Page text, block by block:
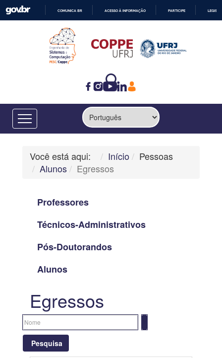
CONTEÚDO
COMUNICA BR ACESSO À INFORMAÇÃO PARTICIPE
Você está aqui: Início
Pessoas
Alunos
Egressos
Professores
Técnicos-Administrativos
Pós-Doutorandos
Alunos
Egressos
Pesquisa